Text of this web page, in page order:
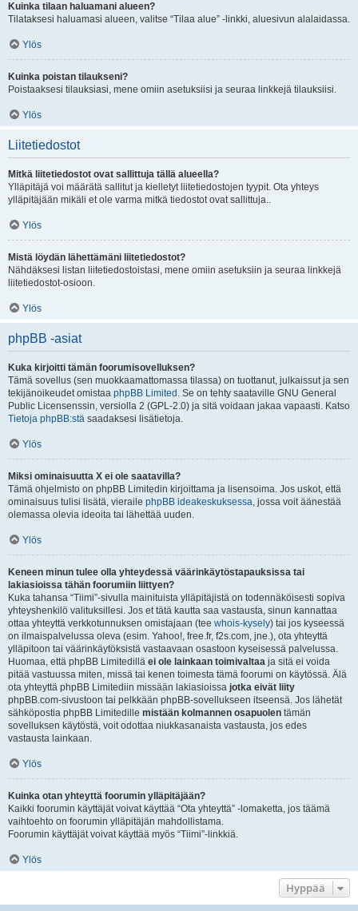
Kuinka tilaan haluamani alueen?
Tilataksesi haluamasi alueen, valitse “Tilaa alue” -linkki, aluesivun alalaidassa.
Ylös
Kuinka poistan tilaukseni?
Poistaaksesi tilauksiasi, mene omiin asetuksiisi ja seuraa linkkejä tilauksiisi.
Ylös
Liitetiedostot
Mitkä liitetiedostot ovat sallittuja tällä alueella?
Ylläpitäjä voi määrätä sallitut ja kielletyt liitetiedostojen tyypit. Ota yhteys
ylläpitäjään mikäli et ole varma mitkä tiedostot ovat sallittuja..
Ylös
Mistä löydän lähettämäni liitetiedostot?
Nähdäksesi listan liitetiedostoistasi, mene omiin asetuksiin ja seuraa linkkejä
liitetiedostot-osioon.
Ylös
phpBB -asiat
Kuka kirjoitti tämän foorumisovelluksen?
Tämä sovellus (sen muokkaamattomassa tilassa) on tuottanut, julkaissut ja sen
tekijänoikeudet omistaa phpBB Limited . Se on tehty saataville GNU General
Public Licensenssin, versiolla 2 (GPL-2.0) ja sitä voidaan jakaa vapaasti. Katso
Tietoja phpBB:stä saadaksesi lisätietoja.
Ylös
Miksi ominaisuutta X ei ole saatavilla?
Tämä ohjelmisto on phpBB Limitedin kirjoittama ja lisensoima. Jos uskot, että
ominaisuus tulisi lisätä, vieraile phpBB ideakeskuksessa, jossa voit äänestää
olemassa olevia ideoita tai lähettää uuden.
Ylös
Keneen minun tulee olla yhteydessä väärinkäytöstapauksissa tai
lakiasioissa tähän foorumiin liittyen?
Kuka tahansa “Tiimi”-sivulla mainituista ylläpitäjistä on todennäköisesti sopiva
yhteyshenkilö valituksillesi. Jos et tätä kautta saa vastausta, sinun kannattaa
ottaa yhteyttä verkkotunnuksen omistajaan (tee whois-kysely) tai jos kyseessä
on ilmaispalvelussa oleva (esim. Yahoo!, free.fr, f2s.com, jne.), ota yhteyttä
ylläpitoon tai väärinkäytöksistä vastaavaan osastoon kyseisessä palvelussa.
Huomaa, että phpBB Limitedillä ei ole lainkaan toimivaltaa ja sitä ei voida
pitää vastuussa miten, missä tai kenen toimesta tämä foorumi on käytössä. Älä
ota yhteyttä phpBB Limitediin missään lakiasioissa jotka eivät liity
phpBB.com-sivustoon tai pelkkään phpBB-sovellukseen itseensä. Jos lähetät
sähköpostia phpBB Limitedille mistään kolmannen osapuolen tämän
sovelluksen käytöstä, voit odottaa niukkasanaista vastausta, jos edes
vastausta lainkaan.
Ylös
Kuinka otan yhteyttä foorumin ylläpitäjään?
Kaikki foorumin käyttäjät voivat käyttää “Ota yhteyttä” -lomaketta, jos täämä
vaihtoehto on foorumin ylläpitäjän mahdollistama.
Foorumin käyttäjät voivat käyttää myös “Tiimi”-linkkiä.
Ylös
Hyppää